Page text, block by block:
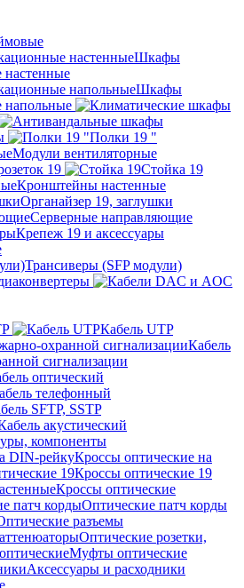
Шкафы
настенные
Шкафы
напольные
Полки 19 "
Модули вентиляторные
19
Стойка 19
Кронштейны настенные
Органайзер 19, заглушки
Серверные направляющие
Крепеж 19 и аксессуары
Трансиверы (SFP модули)
Кабель UTP
Кабель
сигнализации
оптический
телефонный
SFTP, SSTP
акустический
компоненты
Кроссы оптические на
Кроссы оптические 19
Кроссы оптические
Оптические патч корды
разъемы
Оптические розетки,
Муфты оптические
Аксессуары и расходники